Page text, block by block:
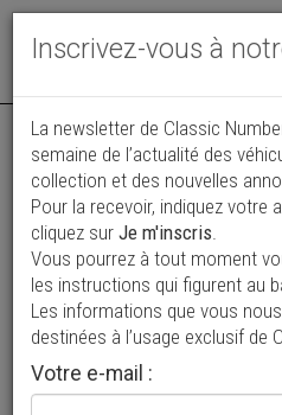
Vos
plus de 4 millions
Ajouter
Inscrivez-vous à
La newsletter de Classic
semaine de l’actualité des
collection et des nouvelles
Pour la recevoir, indiquez votre
cliquez sur Je m'inscris.
Vous pourrez à tout moment
les instructions qui figurent au
Les informations que vous
destinées à l’usage exclusif de
Votre e-mail :